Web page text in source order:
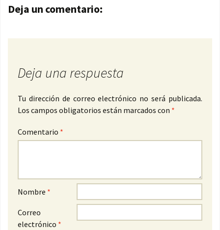
Navegación de entradas
Deja un comentario:
Deja una respuesta
Tu dirección de correo electrónico no será publicada.
Los campos obligatorios están marcados con *
Comentario *
Nombre *
Correo
electrónico *